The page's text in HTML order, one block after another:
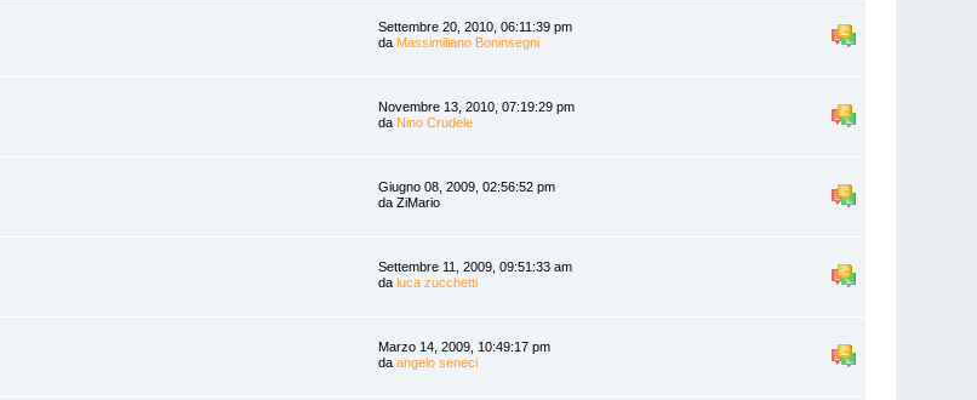
Settembre 20, 2010, 06:11:39 pm
da Massimiliano Boninsegni
Novembre 13, 2010, 07:19:29 pm
da Nino Crudele
Giugno 08, 2009, 02:56:52 pm
da ZiMario
Settembre 11, 2009, 09:51:33 am
daluca zucchetti
Marzo 14, 2009, 10:49:17 pm
daangelo seneci